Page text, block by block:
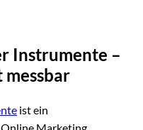
Instrumente –
ist ein